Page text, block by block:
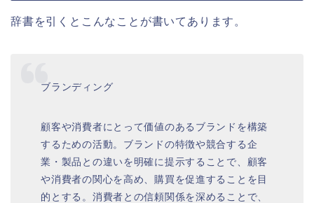
辞書を引くとこんなことが書いてあります。
ブランディング
顧客や消費者にとって価値のあるブランドを構築
するための活動。ブランドの特徴や競合する企
業・製品との違いを明確に提示することで、顧客
や消費者の関心を高め、購買を促進することを目
的とする。消費者との信頼関係を深めることで、